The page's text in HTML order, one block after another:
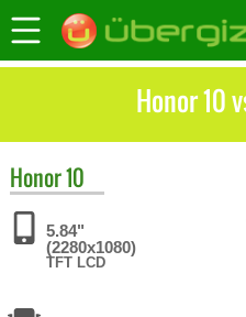
Honor10
5.84"
(2280x1080)
TFT LCD